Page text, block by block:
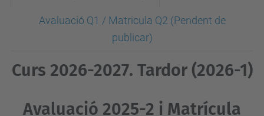
Avaluació Q1 / Matricula Q2 (Pendent de
publicar)
Curs 2026-2027. Tardor (2026-1)
Avaluació 2025-2 i Matrícula